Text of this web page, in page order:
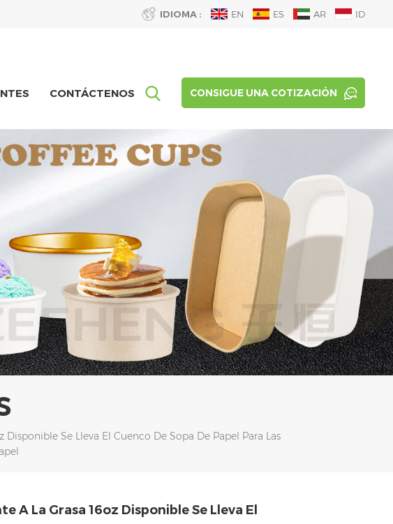
IDIOMA : EN ES AR ID
CONSIGUE UNA COTIZACIÓN
CONTÁCTENOS
Disponible Se Lleva El Cuenco De Sopa De Papel Para Las
A La Grasa 16oz Disponible Se Lleva El